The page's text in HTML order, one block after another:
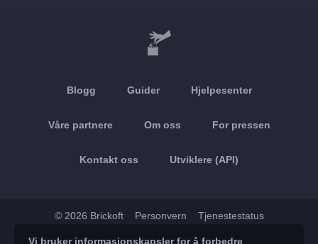
Blogg Guider Hjelpesenter
Våre partnere Om oss For pressen
Kontakt oss Utviklere (API)
© 2026 Brickoft Personvern Tjenestestatus
Vi bruker informasjonskapsler for å forbedre